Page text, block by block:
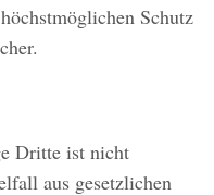
Schutz
Dritte ist nicht
aus gesetzlichen